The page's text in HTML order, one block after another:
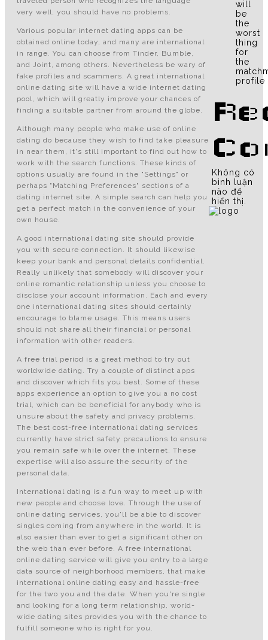
very well, you should have no problems.
Various popular internet dating apps can be
obtained online today, and many are international
in range. You can choose from Tinder, Bumble,
and Joint, among others. Nevertheless be wary of
fake profiles and scammers. A great international
online dating site will have a wide internet dating
pool, which will greatly improve your chances of
finding a suitable partner from around the globe.
Although many people who make use of online
dating do because they wish to find take pleasure
in near them, it's still important to find out how to
work with the search functions. These kinds of
options usually are found in the "Settings" or
perhaps "Matching Preferences" sections of a
dating internet site. A simple search can help you
get a perfect match in the convenience of your
own house.
A good international dating site should provide
you with secure connection. It should likewise
keep your bank and personal details confidential.
Really unlikely that somebody will discover your
online romantic relationship unless you choose to
disclose your account information. Each and every
one international dating sites should certainly
encourage to blame usage. This means users
should not share all their financial or personal
information with other readers.
A free trial period is a great method to try out
worldwide dating. Try a couple of distinct apps
and discover which fits you best. Some of these
apps experience an option to give you a no cost
trial, which can be beneficial for anybody who is
unsure about the safety and privacy problems.
The best cost-free international dating services
currently have strict safety precautions to ensure
you remain safe while over the internet. These
expertise will also assure the security of the
personal data.
International dating is a fun way to meet up with
new people and choose love. Through the use of
online dating services, you'll be able to discover
singles coming from anywhere in the world. It is
also easier than ever to get a significant other on
the web than ever before. A free international
online dating service will give you entry to a large
data source of neighborhood members, that make
international online dating easy and hassle-free
for the two you and the date. When you're single
and looking for a long term relationship, world-
wide dating sites provides you with the chance to
fulfill someone who is right for you.
will
be
the
worst
thing
for
the
profile
Không có
bình luận
nào để
hiển thị.